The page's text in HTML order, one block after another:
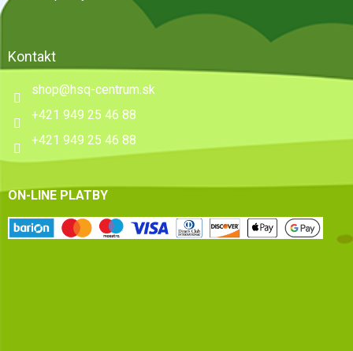
Kontakt
shop@hsq-centrum.sk
+421 949 25 46 88
+421 949 25 46 88
ON-LINE PLATBY